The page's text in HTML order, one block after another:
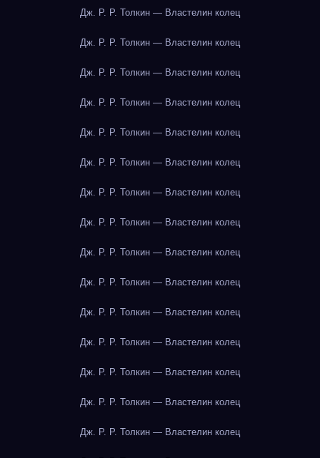
Дж. Р. Р. Толкин — Властелин колец
Дж. Р. Р. Толкин — Властелин колец
Дж. Р. Р. Толкин — Властелин колец
Дж. Р. Р. Толкин — Властелин колец
Дж. Р. Р. Толкин — Властелин колец
Дж. Р. Р. Толкин — Властелин колец
Дж. Р. Р. Толкин — Властелин колец
Дж. Р. Р. Толкин — Властелин колец
Дж. Р. Р. Толкин — Властелин колец
Дж. Р. Р. Толкин — Властелин колец
Дж. Р. Р. Толкин — Властелин колец
Дж. Р. Р. Толкин — Властелин колец
Дж. Р. Р. Толкин — Властелин колец
Дж. Р. Р. Толкин — Властелин колец
Дж. Р. Р. Толкин — Властелин колец